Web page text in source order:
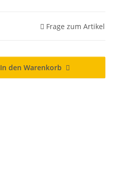
Frage zum Artikel
In den Warenkorb